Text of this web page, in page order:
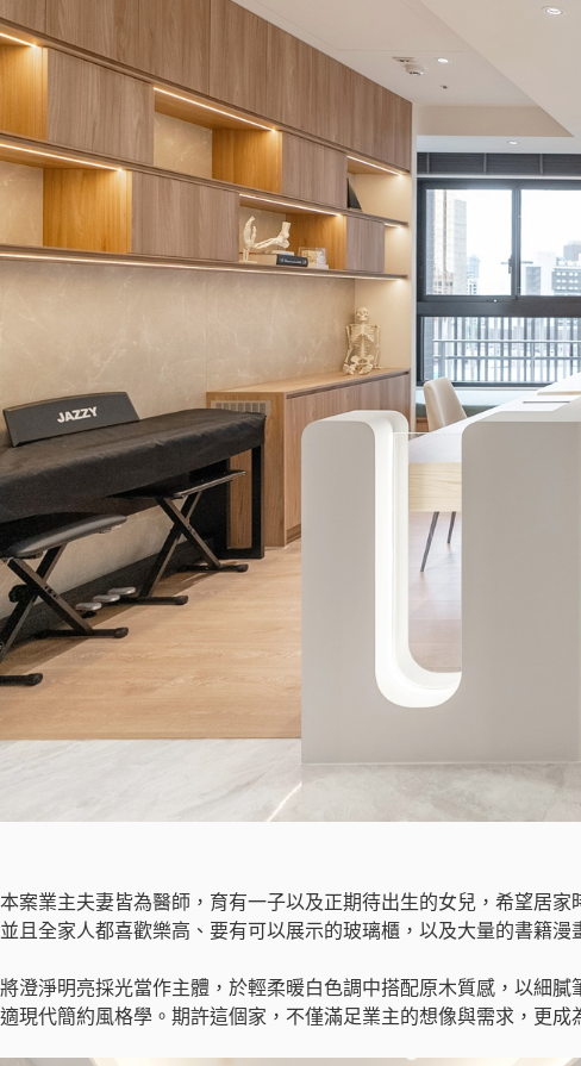
本案業主夫妻皆為醫師，育有一子以及正期待出生的女兒，希望居
並且全家人都喜歡樂高、要有可以展示的玻璃櫃，以及大量的書籍漫
將澄淨明亮採光當作主體，於輕柔暖白色調中搭配原木質感，以細
適現代簡約風格學。期許這個家，不僅滿足業主的想像與需求，更成